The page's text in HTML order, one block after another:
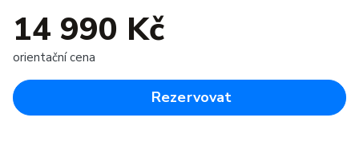
14 990 Kč
orientační cena
Rezervovat